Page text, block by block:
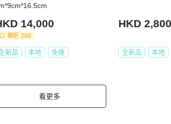
14,000
現折 200
新品 本地 免運
HKD 2,800
全新品 本地
看更多